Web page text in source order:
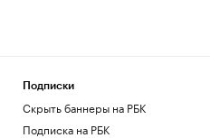
Подписки
Скрыть баннеры на РБК
Подписка на РБК